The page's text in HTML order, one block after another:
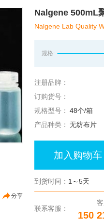
分享
Nalgene 500mL
Nalgene Lab Quality
规格:
注册品牌：
订购货号：
规格型号： 48个/箱
产品种类： 无纺布片
加入购物车
到货时间： 1～5天
联系客服：
150